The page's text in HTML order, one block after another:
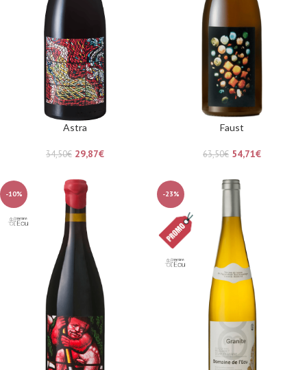
Astra
34,50€ 29,87€
Faust
63,50€ 54,71€
-10% -23%